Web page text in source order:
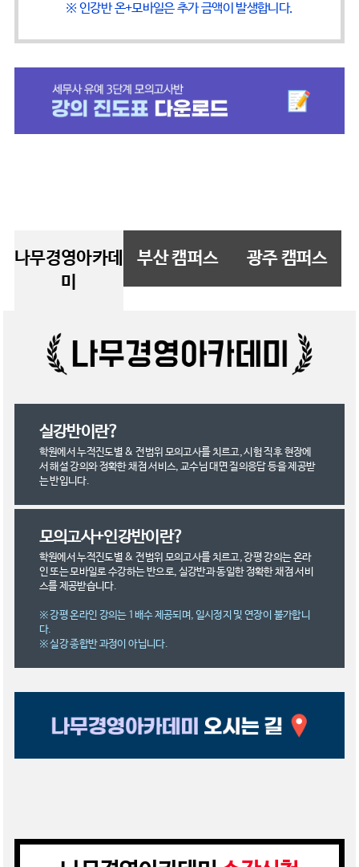
※ 인강반 온+모바일은 추가 금액이 발생합니다.
나무경영아카데
미
부산 캠퍼스 광주 캠퍼스
실강반이란?
학원에서 누적진도별 & 전범위 모의고사를 치르고, 시험 직후 현장에
서 해설 강의와 정확한 채점 서비스, 교수님 대면 질의응답 등을 제공받
는 반입니다.
모의고사+인강반이란?
학원에서 누적진도별 & 전범위 모의고사를 치르고, 강평 강의는 온라
인 또는 모바일로 수강하는 반으로, 실강반과 동일한 정확한 채점 서비
스를 제공받습니다.
※ 강평 온라인 강의는 1배수 제공되며, 일시정지 및 연장이 불가합니
다.
※ 실강 종합반 과정이 아닙니다.